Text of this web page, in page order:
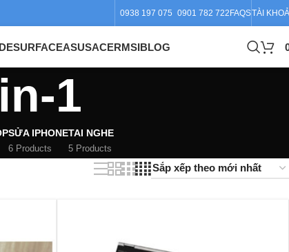
0938 197 075 0901 782 722 FAQSTÀI
SURFACEASUSACERMSIBLOG
1
SỬA IPHONE
6 Products
TAI NGHE
5 Products